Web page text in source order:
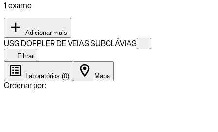
1 exame
Adicionar mais
USG DOPPLER DE VEIAS SUBCLÁVIAS
Filtrar
Laboratórios (0) Mapa
Ordenar por: